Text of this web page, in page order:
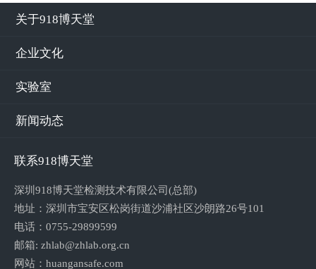
关于918博天堂
企业文化
实验室
新闻动态
联系918博天堂
深圳918博天堂检测技术有限公司(总部)
地址：深圳市宝安区松岗街道沙浦社区沙朗路26号101
电话：0755-29899599
邮箱: zhlab@zhlab.org.cn
网站： huangansafe.com